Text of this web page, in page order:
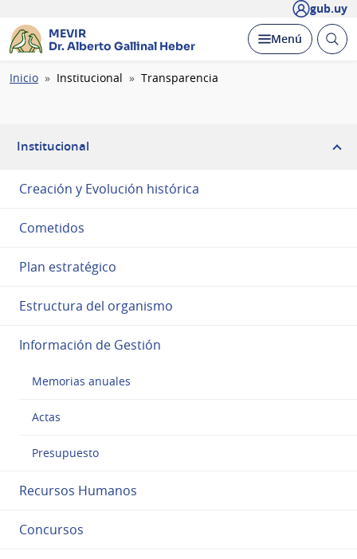
gub.uy
MEVIR
Dr. Alberto Gallinal Heber
Desplegar
Menú Abrir
Ruta
Inicio Institucional Transparencia
Institucional
Creación y Evolución histórica
Cometidos
Plan estratégico
Estructura del organismo
Información de Gestión
Memorias anuales
Actas
Presupuesto
Recursos Humanos
Concursos